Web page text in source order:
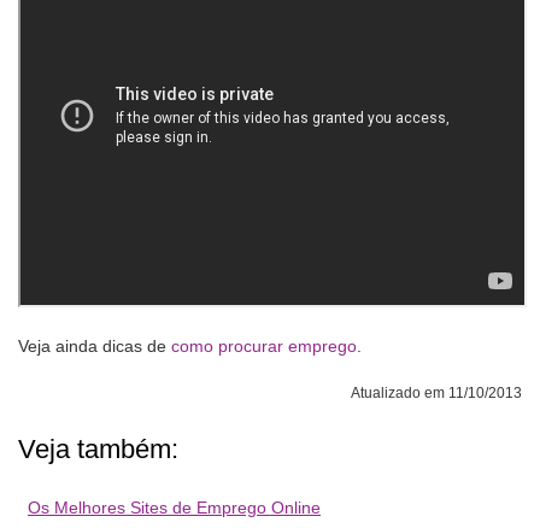
Veja ainda dicas de como procurar emprego
Atualizado em 11/10/2013
Veja também:
Os Melhores Sites de Emprego Online